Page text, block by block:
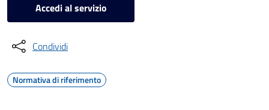
Accedi al servizio
Condividi
Normativa di riferimento